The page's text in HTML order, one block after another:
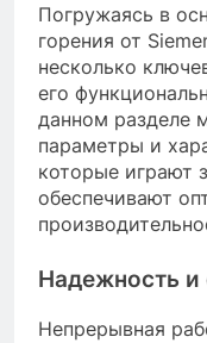
Погружаясь в
горения от
несколько
его
данном разделе
параметры и
которые играют
обеспечивают
Надежность и
Непрерывная